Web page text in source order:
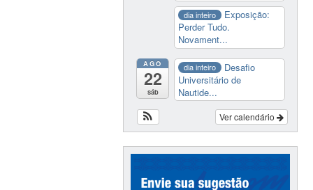
dia inteiro
Exposição:
Perder Tudo.
Novament...
AGO
22
sáb
dia inteiro
Desafio
Universitário de
Nautide...
Ver calendário